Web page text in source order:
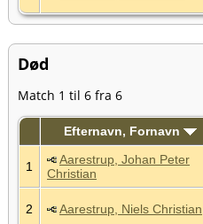
Død
Match 1 til 6 fra 6
Efternavn, Fornavn
1
Aarestrup, Johan Peter
Christian
2 Aarestrup, Niels Christian